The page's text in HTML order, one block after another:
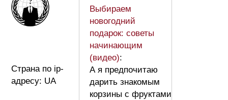
Страна по ip-
адресу: UA
Выбираем
новогодний
подарок: советы
начинающим
(видео):
А я предпочитаю
дарить знакомым
корзины с фруктами